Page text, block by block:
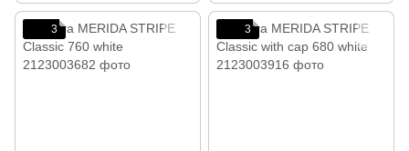
3 3